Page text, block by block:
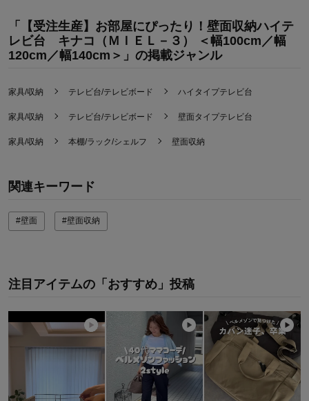
「【受注生産】お部屋にぴったり！壁面収納ハイテ
レビ台 キナコ（ＭＩＥＬ－３） ＜幅100cm／幅
120cm／幅140cm＞」の掲載ジャンル
家具/収納 テレビ台/テレビボード ハイタイプテレビ台
家具/収納 テレビ台/テレビボード 壁面タイプテレビ台
家具/収納 本棚/ラック/シェルフ 壁面収納
関連キーワード
#壁面 #壁面収納
注目アイテムの「おすすめ」投稿